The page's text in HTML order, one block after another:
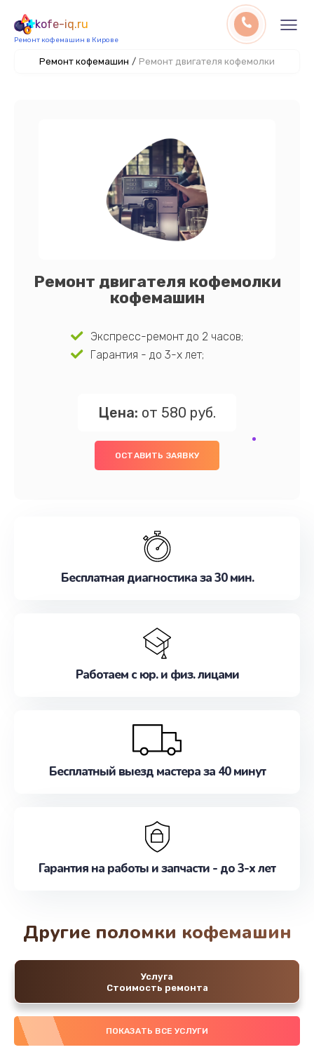
kofe-iq.ru
Ремонт кофемашин в Кирове
Ремонт кофемашин / Ремонт двигателя кофемолки
Ремонт двигателя кофемолки
кофемашин
Экспресс-ремонт до 2 часов;
Гарантия - до 3-х лет;
Цена: от 580 руб.
ОСТАВИТЬ ЗАЯВКУ
Бесплатная диагностика за 30 мин.
Работаем с юр. и физ. лицами
Бесплатный выезд мастера за 40 минут
Гарантия на работы и запчасти - до 3-х лет
Другие поломки кофемашин
Услуга
Стоимость ремонта
ПОКАЗАТЬ ВСЕ УСЛУГИ